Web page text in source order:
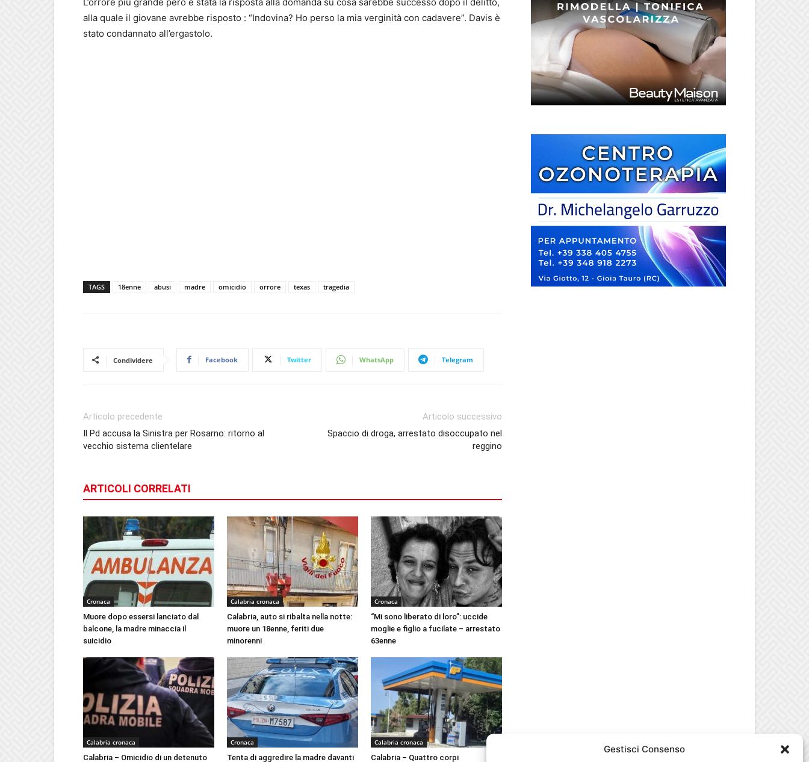
Gestisci Consenso
alla quale il giovane avrebbe risposto : “Indovina? Ho perso la mia verginità con cadavere”. Davis è
stato condannato all’ergastolo.
TAGS 18enne abusi madre omicidio orrore texas tragedia
Condividere Facebook Twitter WhatsApp Telegram
Articolo precedente
Il Pd accusa la Sinistra per Rosarno: ritorno al
vecchio sistema clientelare
Articolo successivo
Spaccio di droga, arrestato disoccupato nel
reggino
ARTICOLI CORRELATI
Cronaca
Muore dopo essersi lanciato dal
balcone, la madre minaccia il
suicidio
Calabria cronaca
Calabria, auto si ribalta nella notte:
muore un 18enne, feriti due
minorenni
Cronaca
“Mi sono liberato di loro”: uccide
moglie e figlio a fucilate – arrestato
63enne
Calabria cronaca
Calabria – Omicidio di un detenuto
Cronaca
Tenta di aggredire la madre davanti
Calabria cronaca
Calabria – Quattro corpi